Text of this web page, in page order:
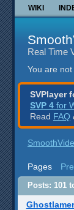
WIKI
Real Time
You are not
SVPlayer
SVP 4 for
Read FAQ
Pages
Posts: 101
Ghostlamer